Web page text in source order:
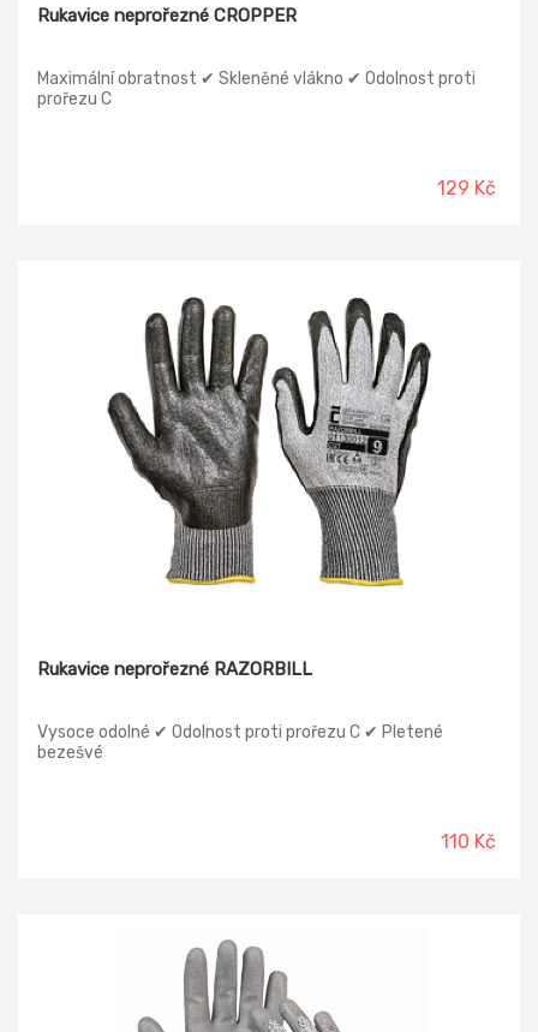
Rukavice neprořezné CROPPER
Maximální obratnost ✔ Skleněné vlákno ✔ Odolnost proti
prořezu C
129 Kč
Rukavice neprořezné RAZORBILL
Vysoce odolné ✔ Odolnost proti prořezu C ✔ Pletené
bezešvé
110 Kč